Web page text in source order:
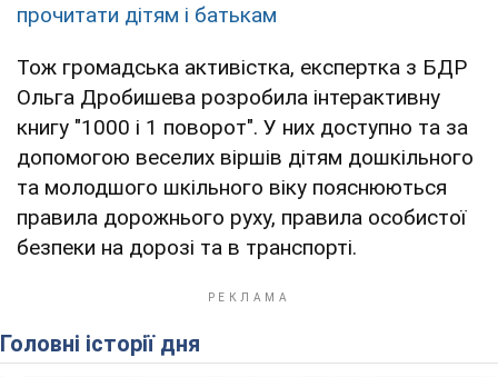
прочитати дітям і батькам
Тож громадська активістка, експертка з БДР
Ольга Дробишева розробила інтерактивну
книгу "1000 і 1 поворот". У них доступно та за
допомогою веселих віршів дітям дошкільного
та молодшого шкільного віку пояснюються
правила дорожнього руху, правила особистої
безпеки на дорозі та в транспорті.
Головні історії дня